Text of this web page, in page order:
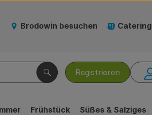
Brodowin besuchen Catering
Registrieren
Suchen
Frühstück Süßes & Salziges